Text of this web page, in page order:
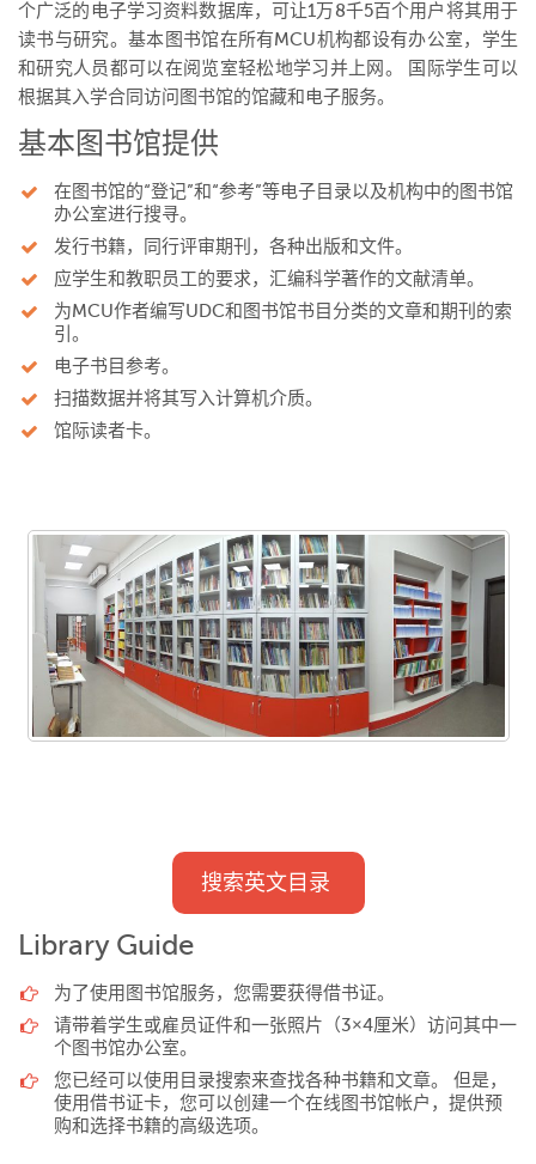
个广泛的电子学习资料数据库，可让1万 8千5百个用户将其用于
读书与研究。基本图书馆在所有MCU机构都设有办公室，学生
和研究人员都可以在阅览室轻松地学习并上网。
国际学生可以
根据其入学合同访问图书馆的馆藏和电子服务。
基本图书馆提供
在图书馆的“登记”和“参考”等电子目录以及机构中的图书馆
办公室进行搜寻。
发行书籍，同行评审期刊，各种出版和文件。
应学生和教职员工的要求，汇编科学著作的文献清单。
为MCU作者编写UDC和图书馆书目分类的文章和期刊的索
引。
电子书目参考。
扫描数据并将其写入计算机介质。
馆际读者卡。
搜索英文目录
Library Guide
为了使用图书馆服务，您需要获得借书证。
请带着学生或雇员证件和一张照片（3×4厘米）访问其中一
个图书馆办公室。
您已经可以使用目录搜索来查找各种书籍和文章。
但是，
使用借书证卡，您可以创建一个在线图书馆帐户，提供预
购和选择书籍的高级选项。